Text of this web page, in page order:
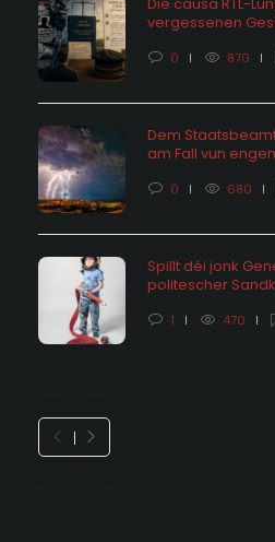
vergessenen
0 870
Dem
am Fall vun
0 680
Spillt déi jonk
politescher
1 470